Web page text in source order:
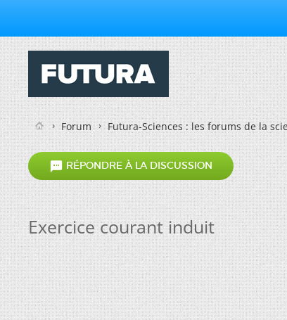
Forum Futura-Sciences : les forums de la
 RÉPONDRE À LA DISCUSSION
Exercice courant induit